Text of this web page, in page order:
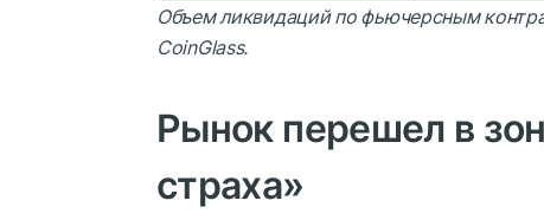
Объем ликвидаций по фьючерсным
CoinGlass.
Рынок перешел в
страха»